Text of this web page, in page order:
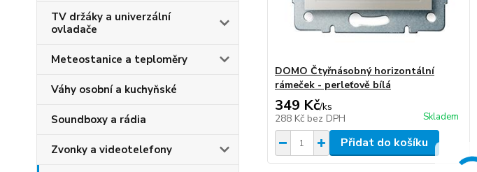
TV držáky a univerzální
ovladače
Meteostanice a teploměry
Váhy osobní a kuchyňské
Soundboxy a rádia
Zvonky a videotelefony
DOMO Čtyřnásobný horizontální
rámeček - perleťově bílá
349 Kč/ks
288 Kč bez DPH Skladem
Přidat do košíku